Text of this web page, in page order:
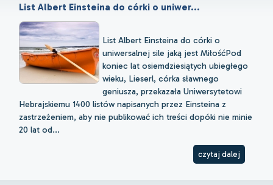
List Albert Einsteina do córki o uniwer...
List Albert Einsteina do córki o
uniwersalnej sile jaką jest MiłośćPod
koniec lat osiemdziesiątych ubiegłego
wieku, Lieserl, córka sławnego
geniusza, przekazała Uniwersytetowi
Hebrajskiemu 1400 listów napisanych przez Einsteina z
zastrzeżeniem, aby nie publikować ich treści dopóki nie minie
20 lat od...
czytaj dalej